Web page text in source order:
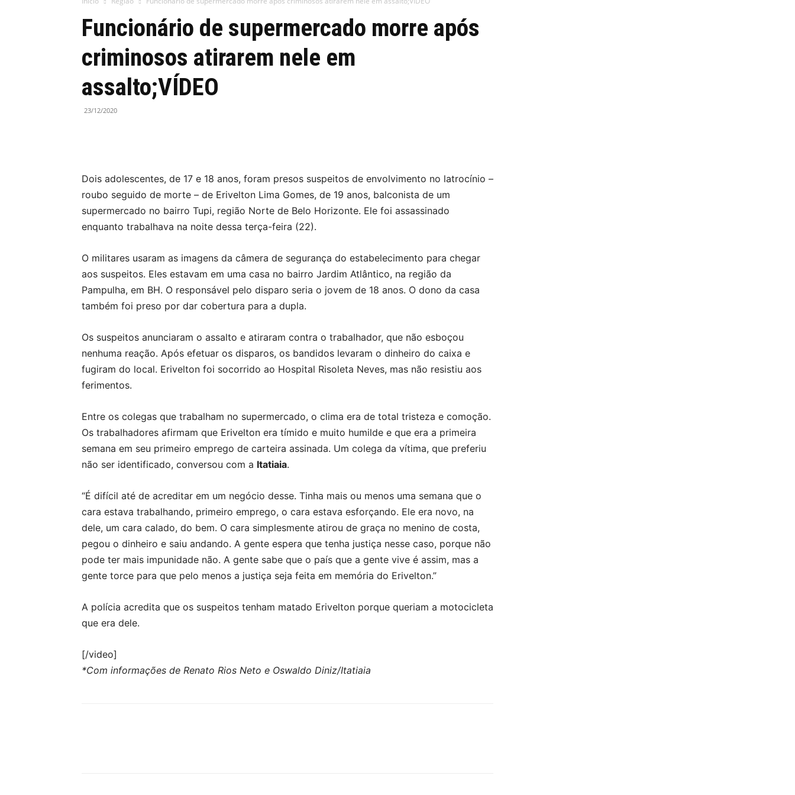
Funcionário de supermercado morre após
criminosos atirarem nele em
assalto;VÍDEO
23/12/2020
Dois adolescentes, de 17 e 18 anos, foram presos suspeitos de envolvimento no latrocínio –
roubo seguido de morte – de Erivelton Lima Gomes, de 19 anos, balconista de um
supermercado no bairro Tupi, região Norte de Belo Horizonte. Ele foi assassinado
enquanto trabalhava na noite dessa terça-feira (22).
O militares usaram as imagens da câmera de segurança do estabelecimento para chegar
aos suspeitos. Eles estavam em uma casa no bairro Jardim Atlântico, na região da
Pampulha, em BH. O responsável pelo disparo seria o jovem de 18 anos. O dono da casa
também foi preso por dar cobertura para a dupla.
Os suspeitos anunciaram o assalto e atiraram contra o trabalhador, que não esboçou
nenhuma reação. Após efetuar os disparos, os bandidos levaram o dinheiro do caixa e
fugiram do local. Erivelton foi socorrido ao Hospital Risoleta Neves, mas não resistiu aos
ferimentos.
Entre os colegas que trabalham no supermercado, o clima era de total tristeza e comoção.
Os trabalhadores afirmam que Erivelton era tímido e muito humilde e que era a primeira
semana em seu primeiro emprego de carteira assinada. Um colega da vítima, que preferiu
não ser identificado, conversou com a Itatiaia.
“É difícil até de acreditar em um negócio desse. Tinha mais ou menos uma semana que o
cara estava trabalhando, primeiro emprego, o cara estava esforçando. Ele era novo, na
dele, um cara calado, do bem. O cara simplesmente atirou de graça no menino de costa,
pegou o dinheiro e saiu andando. A gente espera que tenha justiça nesse caso, porque não
pode ter mais impunidade não. A gente sabe que o país que a gente vive é assim, mas a
gente torce para que pelo menos a justiça seja feita em memória do Erivelton.”
A polícia acredita que os suspeitos tenham matado Erivelton porque queriam a motocicleta
que era dele.
[/video]
*Com informações de Renato Rios Neto e Oswaldo Diniz/Itatiaia